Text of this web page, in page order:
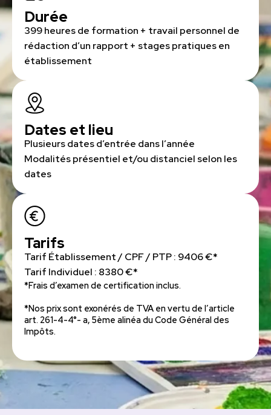
Durée
399 heures de formation + travail personnel de
rédaction d’un rapport + stages pratiques en
établissement
Dates et lieu
Plusieurs dates d’entrée dans l’année
Modalités présentiel et/ou distanciel selon les
dates
Tarifs
Tarif Établissement / CPF / PTP : 9406 €*
Tarif Individuel : 8380 €*
*Frais d’examen de certification inclus.
*Nos prix sont exonérés de TVA en vertu de l’article
art. 261-4-4°- a, 5ème alinéa du Code Général des
Impôts.